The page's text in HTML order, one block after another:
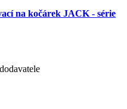
na kočárek JACK - série